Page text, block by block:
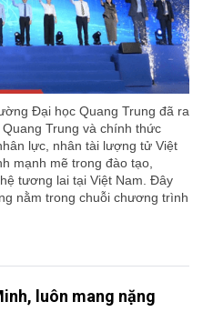
Đại học Quang Trung đã ra
Trung và chính thức
lực, nhân tài lượng tử Việt
mạnh mẽ trong đào tạo,
tương lai tại Việt Nam. Đây
nằm trong chuỗi chương trình
luôn mang nặng